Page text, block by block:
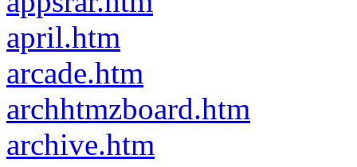
april.htm
arcade.htm
archhtmzboard.htm
archive.htm